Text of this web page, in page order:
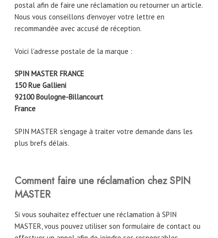
postal afin de faire une réclamation ou retourner un article.
Nous vous conseillons d’envoyer votre lettre en
recommandée avec accusé de réception.
Voici l’adresse postale de la marque :
SPIN MASTER FRANCE
150 Rue Gallieni
92100 Boulogne-Billancourt
France
SPIN MASTER s’engage à traiter votre demande dans les
plus brefs délais.
Comment faire une réclamation chez SPIN
MASTER
Si vous souhaitez effectuer une réclamation à SPIN
MASTER, vous pouvez utiliser son formulaire de contact ou